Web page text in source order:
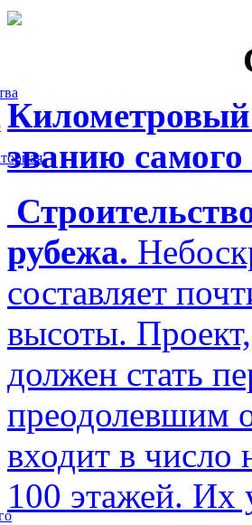
Километровый
званию
рубежа.
составляет
высоты.
должен стать
преодолевшим
входит в
100 этажей.